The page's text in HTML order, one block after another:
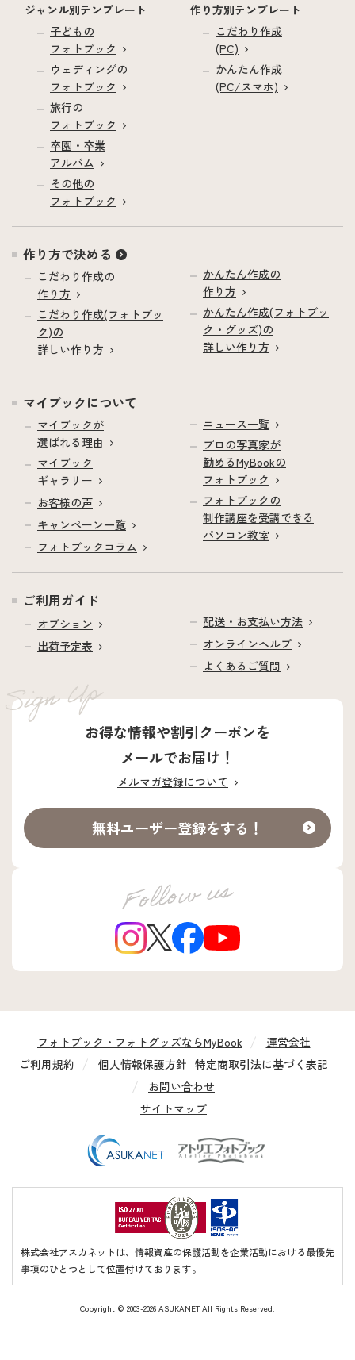
ジャンル別テンプレート
子どもの
フォトブック
ウェディングの
フォトブック
旅行の
フォトブック
卒園・卒業
アルバム
その他の
フォトブック
作り方別テンプレート
こだわり作成
(PC)
かんたん作成
(PC/スマホ)
作り方で決める
こだわり作成の
作り方
こだわり作成(フォトブッ
ク)の
詳しい作り方
かんたん作成の
作り方
かんたん作成(フォトブッ
ク・グッズ)の
詳しい作り方
マイブックについて
マイブックが
選ばれる理由
マイブック
ギャラリー
お客様の声
キャンペーン一覧
フォトブックコラム
ニュース一覧
プロの写真家が
勧めるMyBookの
フォトブック
フォトブックの
制作講座を受講できる
パソコン教室
ご利用ガイド
オプション
出荷予定表
配送・お支払い方法
オンラインヘルプ
よくあるご質問
お得な情報や割引クーポンを
メールでお届け！
メルマガ登録について
無料ユーザー登録をする！
フォトブック・フォトグッズならMyBook
運営会社
ご利用規約
個人情報保護方針 特定商取引法に基づく表記
お問い合わせ
サイトマップ
株式会社アスカネットは、情報資産の保護活動を企業活動における最優先
事項のひとつとして位置付けております。
Copyright © 2003-2026 ASUKANET All Rights Reserved.